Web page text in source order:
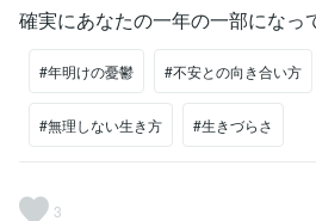
確実にあなたの一年の一部になっ
#年明けの憂鬱 #不安との向き合い方
#無理しない生き方 #生きづらさ
3